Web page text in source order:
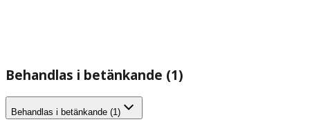
Behandlas i betänkande (1)
Behandlas i betänkande (1)